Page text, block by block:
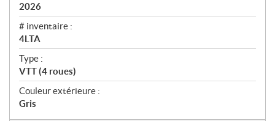
2026
# inventaire :
4LTA
Type :
VTT (4 roues)
Couleur extérieure :
Gris